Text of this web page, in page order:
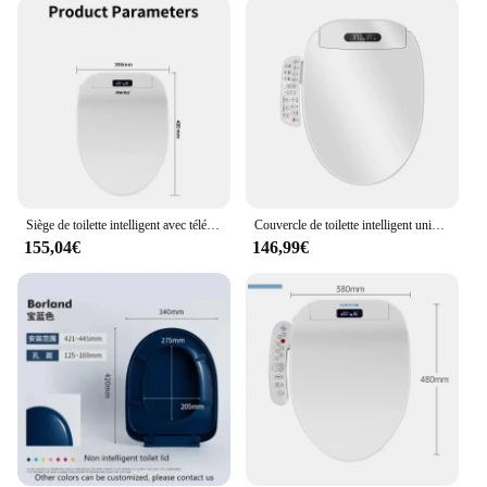
technology. The siege autonettoyant's unique design
allows for quick and easy cleaning, ensuring that
your toilet seat remains sanitary at all times.
Whether you're looking to maintain a spotless
environment in your home or seeking a reliable
solution for your commercial bathroom, this
product is the perfect choice. Its performance and
property make it an essential tool for anyone
looking to keep their toilet seats pristine.
**Versatile and Convenient**
The siege autonettoyant is not just a cleaning tool;
it's a lifestyle choice. Its ease of use and
effectiveness make it a must-have for anyone who
values cleanliness and hygiene. Available in sets,
this product is perfect for both personal and
commercial use, catering to a wide range of
scenarios. From small households to large
commercial establishments, the siege autonettoyant
is a versatile and convenient solution for
maintaining cleanliness in toilet seats. Its design
ensures that it fits most standard toilet seats, making
Siège de toilette intelligent avec télécommande, siège chauffant, fermeture lente, séchage, eau chaude, veilleuse, WC, capteur intelligent, salle de bain
155,04€
Couvercle de toilette intelligent universel, stérilisation, siège entièrement automatique, livres chauffants à température constante, séchage à l'air chaud
146,99€